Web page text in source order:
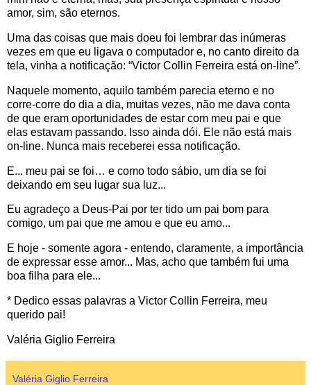
amor, sim, são eternos.
Uma das coisas que mais doeu foi lembrar das inúmeras
vezes em que eu ligava o computador e, no canto direito da
tela, vinha a notificação: “Victor Collin Ferreira está on-line”.
Naquele momento, aquilo também parecia eterno e no
corre-corre do dia a dia, muitas vezes, não me dava conta
de que eram oportunidades de estar com meu pai e que
elas estavam passando. Isso ainda dói. Ele não está mais
on-line. Nunca mais receberei essa notificação.
E... meu pai se foi… e como todo sábio, um dia se foi
deixando em seu lugar sua luz...
Eu agradeço a Deus-Pai por ter tido um pai bom para
comigo, um pai que me amou e que eu amo...
E hoje - somente agora - entendo, claramente, a importância
de expressar esse amor... Mas, acho que também fui uma
boa filha para ele...
* Dedico essas palavras a Victor Collin Ferreira, meu
querido pai!
Valéria Giglio Ferreira
Valéria Giglio Ferreira